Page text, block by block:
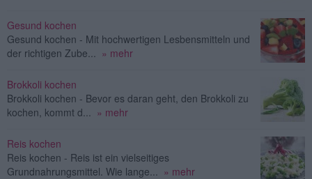
Gesund kochen
Gesund kochen - Mit hochwertigen Lesbensmitteln und
der richtigen Zube...
» mehr
Brokkoli kochen
Brokkoli kochen - Bevor es daran geht, den Brokkoli zu
kochen, kommt d...
» mehr
Reis kochen
Reis kochen - Reis ist ein vielseitiges
Grundnahrungsmittel. Wie lange...
» mehr